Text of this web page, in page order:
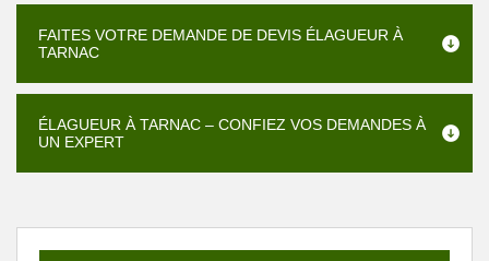
FAITES VOTRE DEMANDE DE DEVIS ÉLAGUEUR À
TARNAC
ÉLAGUEUR À TARNAC – CONFIEZ VOS DEMANDES À
UN EXPERT